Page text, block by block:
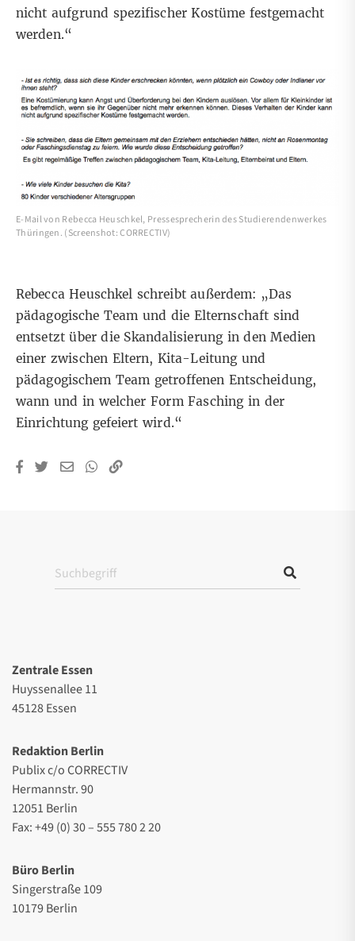
nicht aufgrund spezifischer Kostüme festgemacht
werden.“
E-Mail von Rebecca Heuschkel, Pressesprecherin des Studierendenwerkes
Thüringen. (Screenshot: CORRECTIV)
Rebecca Heuschkel schreibt außerdem: „Das
pädagogische Team und die Elternschaft sind
entsetzt über die Skandalisierung in den Medien
einer zwischen Eltern, Kita-Leitung und
pädagogischem Team getroffenen Entscheidung,
wann und in welcher Form Fasching in der
Einrichtung gefeiert wird.“
Zentrale Essen
Huyssenallee 11
45128 Essen
Redaktion Berlin
Publix c/o CORRECTIV
Hermannstr. 90
12051 Berlin
Fax: +49 (0) 30 – 555 780 2 20
Büro Berlin
Singerstraße 109
10179 Berlin